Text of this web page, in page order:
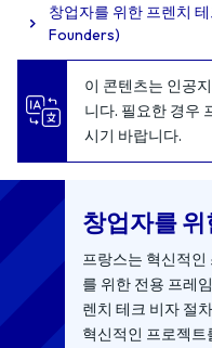
창업자를 위한 프렌치
Founders)
이 콘텐츠는 인공
니다. 필요한 경우
시기 바랍니다.
창업자를
프랑스는 혁신적
를 위한 전용 프레
렌치 테크 비자 절
혁신적인 프로젝트